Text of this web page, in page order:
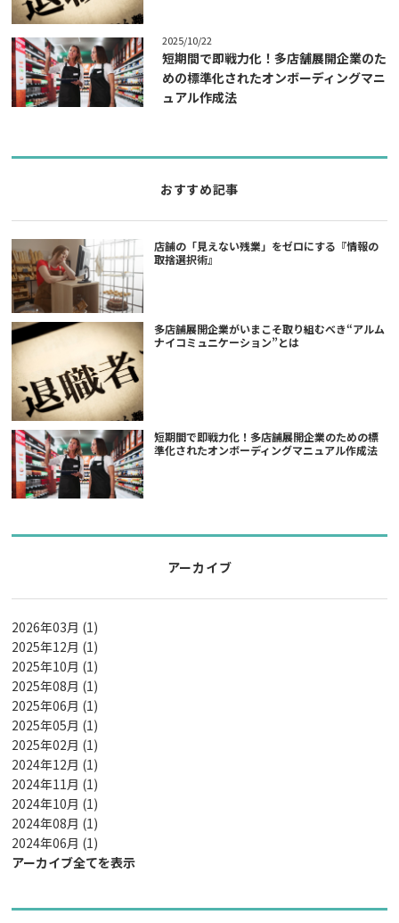
2025/10/22
短期間で即戦力化！多店舗展開企業のた
めの標準化されたオンボーディングマニ
ュアル作成法
おすすめ記事
店舗の「見えない残業」をゼロにする『情報の
取捨選択術』
多店舗展開企業がいまこそ取り組むべき“アルム
ナイコミュニケーション”とは
短期間で即戦力化！多店舗展開企業のための標
準化されたオンボーディングマニュアル作成法
アーカイブ
2026年03月 (1)
2025年12月 (1)
2025年10月 (1)
2025年08月 (1)
2025年06月 (1)
2025年05月 (1)
2025年02月 (1)
2024年12月 (1)
2024年11月 (1)
2024年10月 (1)
2024年08月 (1)
2024年06月 (1)
アーカイブ全てを表示